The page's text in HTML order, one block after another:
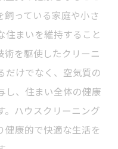
っている家庭や小さ
住まいを維持すること
術を駆使したクリーニ
だけでなく、空気質の
し、住まい全体の健康
。ハウスクリーニング
健康的で快適な生活を